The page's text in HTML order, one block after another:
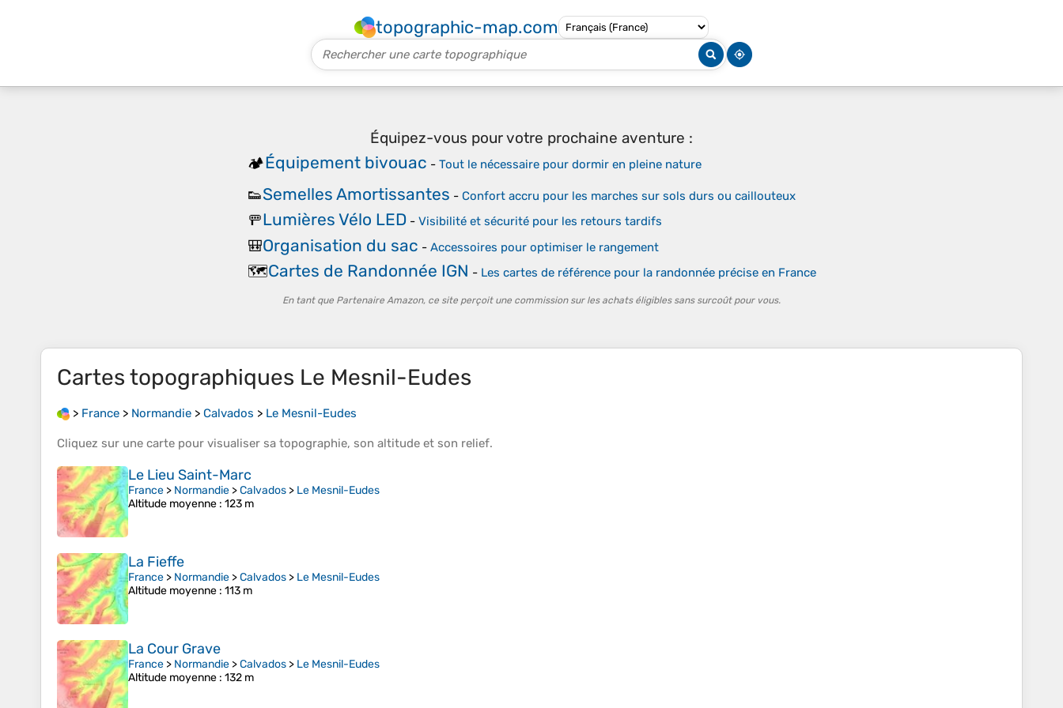
topographic-map.com
Équipez-vous pour votre prochaine aventure :
🏕️Équipement bivouac - Tout le nécessaire pour dormir en pleine nature
👟Semelles Amortissantes - Confort accru pour les marches sur sols durs ou caillouteux
🚥Lumières Vélo LED- Visibilité et sécurité pour les retours tardifs
🎒Organisation du sac - Accessoires pour optimiser le rangement
🗺️Cartes de Randonnée IGN - Les cartes de référence pour la randonnée précise en France
En tant que Partenaire Amazon, ce site perçoit une commission sur les achats éligibles sans surcoût pour vous.
Cartes topographiques Le Mesnil-Eudes
> France > Normandie > Calvados > Le Mesnil-Eudes
Cliquez sur une carte pour visualiser sa topographie, son altitude et son relief.
Le Lieu Saint-Marc
France > Normandie >Calvados > Le Mesnil-Eudes
Altitude moyenne : 123 m
La Fieffe
France > Normandie >Calvados > Le Mesnil-Eudes
Altitude moyenne : 113 m
La Cour Grave
France > Normandie >Calvados > Le Mesnil-Eudes
Altitude moyenne : 132 m